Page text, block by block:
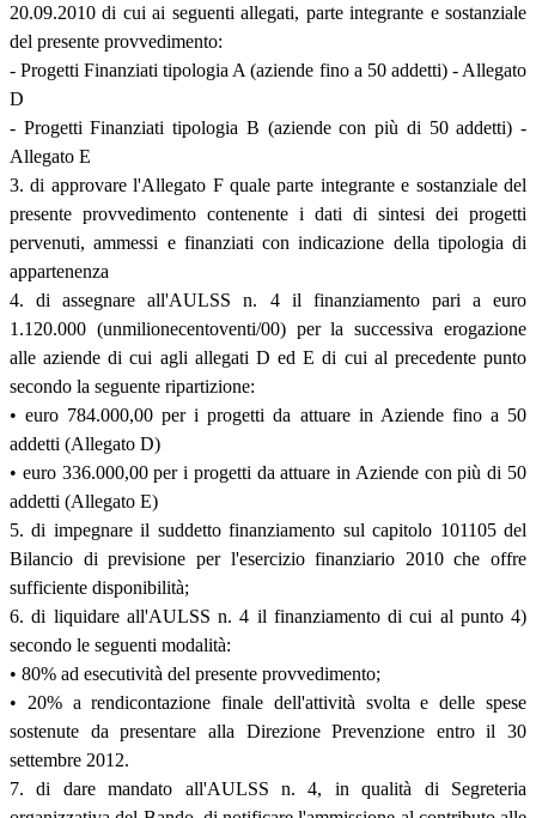
20.09.2010 di cui ai seguenti allegati, parte integrante e sostanziale
del presente provvedimento:
- Progetti Finanziati tipologia A (aziende fino a 50 addetti) - Allegato
D
- Progetti Finanziati tipologia B (aziende con più di 50 addetti) -
Allegato E
3. di approvare l'Allegato F quale parte integrante e sostanziale del
presente provvedimento contenente i dati di sintesi dei progetti
pervenuti, ammessi e finanziati con indicazione della tipologia di
appartenenza
4. di assegnare all'AULSS n. 4 il finanziamento pari a euro
1.120.000 (unmilionecentoventi/00) per la successiva erogazione
alle aziende di cui agli allegati D ed E di cui al precedente punto
secondo la seguente ripartizione:
• euro 784.000,00 per i progetti da attuare in Aziende fino a 50
addetti (Allegato D)
• euro 336.000,00 per i progetti da attuare in Aziende con più di 50
addetti (Allegato E)
5. di impegnare il suddetto finanziamento sul capitolo 101105 del
Bilancio di previsione per l'esercizio finanziario 2010 che offre
sufficiente disponibilità;
6. di liquidare all'AULSS n. 4 il finanziamento di cui al punto 4)
secondo le seguenti modalità:
• 80% ad esecutività del presente provvedimento;
• 20% a rendicontazione finale dell'attività svolta e delle spese
sostenute da presentare alla Direzione Prevenzione entro il 30
settembre 2012.
7. di dare mandato all'AULSS n. 4, in qualità di Segreteria